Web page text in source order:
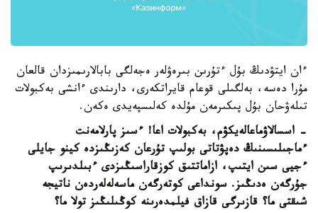
ءان ايتۋدىڭ بۇل ءتۇرىن بىرەۋلەر ەجەلگى بابالارىمىزدان قالعان
مۇرا دەسە، بەلگىلى قوعام قايراتكەرى، دارىندى ءانشى بەكبولات
تىلەۋحان بۇل پىكىرمەن مۇلدە كەلىسپەيدى ەكەن.
- اسسالاۋماعالەيكۋم، بەكبولات اعا! ءسىز پارلامەنت
ءماجىلىسىنىڭ دەپۋتاتى بولىپ تۇرعان كەزىڭىزدە كينو جايلى
ءجيى سىن ايتىپ، ازاماتتىق كوزقاراسىڭىزدى ءبىلدىرىپ
جۇرگەن ەدىڭىز. سونداعى كوتەرگەن ماسەلەلەردەن ناتيجە
شىقتى ما؟ قازىرگى قازاق فيلمدەرىنە كوڭىلىڭىز تولا ما؟